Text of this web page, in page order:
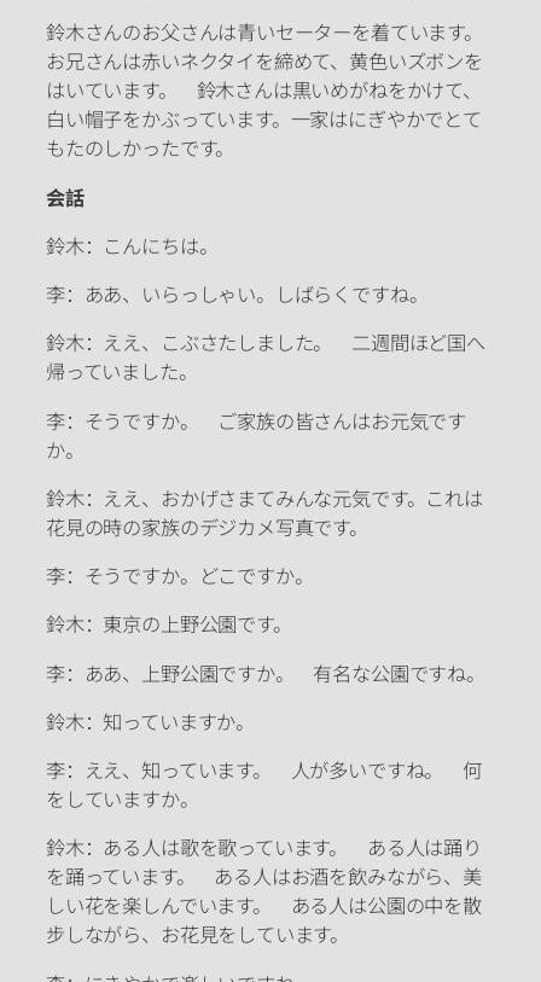
鈴木さんのお父さんは青いセーターを着ています。
お兄さんは赤いネクタイを締めて、黄色いズボンを
はいています。 鈴木さんは黒いめがねをかけて、
白い帽子をかぶっています。一家はにぎやかでとて
もたのしかったです。
会話
鈴木：こんにちは。
李：ああ、いらっしゃい。しばらくですね。
鈴木：ええ、こぶさたしました。 二週間ほど国へ
帰っていました。
李：そうですか。 ご家族の皆さんはお元気です
か。
鈴木：ええ、おかげさまてみんな元気です。これは
花見の時の家族のデジカメ写真です。
李：そうですか。どこですか。
鈴木：東京の上野公園です。
李：ああ、上野公園ですか。 有名な公園ですね。
鈴木：知っていますか。
李：ええ、知っています。 人が多いですね。 何
をしていますか。
鈴木：ある人は歌を歌っています。 ある人は踊り
を踊っています。 ある人はお酒を飲みながら、美
しい花を楽しんでいます。 ある人は公園の中を散
步しながら、お花見をしています。